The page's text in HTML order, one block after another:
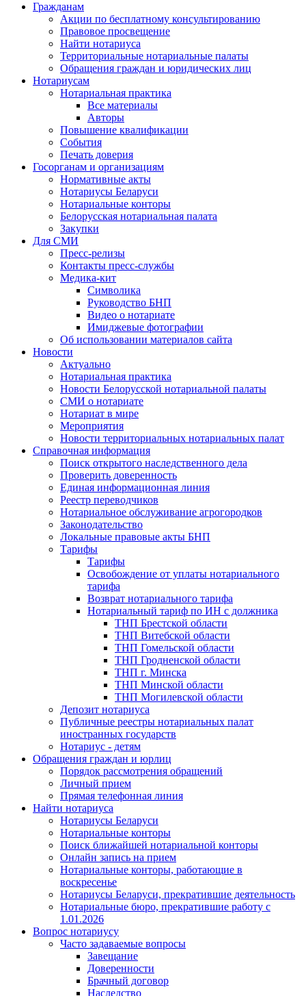
Гражданам
Акции по бесплатному консультированию
Правовое просвещение
Найти нотариуса
Территориальные нотариальные палаты
Обращения граждан и юридических лиц
Нотариусам
Нотариальная практика
Все материалы
Авторы
Повышение квалификации
События
Печать доверия
Госорганам и организациям
Нормативные акты
Нотариусы Беларуси
Нотариальные конторы
Белорусская нотариальная палата
Закупки
Для СМИ
Пресс-релизы
Контакты пресс-службы
Медика-кит
Символика
Руководство БНП
Видео о нотариате
Имиджевые фотографии
Об использовании материалов сайта
Новости
Актуально
Нотариальная практика
Новости Белорусской нотариальной палаты
СМИ о нотариате
Нотариат в мире
Мероприятия
Новости территориальных нотариальных палат
Справочная информация
Поиск открытого наследственного дела
Проверить доверенность
Единая информационная линия
Реестр переводчиков
Нотариальное обслуживание агрогородков
Законодательство
Локальные правовые акты БНП
Тарифы
Тарифы
Освобождение от уплаты нотариального
тарифа
Возврат нотариального тарифа
Нотариальный тариф по ИН с должника
ТНП Брестской области
ТНП Витебской области
ТНП Гомельской области
ТНП Гродненской области
ТНП г. Минска
ТНП Минской области
ТНП Могилевской области
Депозит нотариуса
Публичные реестры нотариальных палат
иностранных государств
Нотариус - детям
Обращения граждан и юрлиц
Порядок рассмотрения обращений
Личный прием
Прямая телефонная линия
Найти нотариуса
Нотариусы Беларуси
Нотариальные конторы
Поиск ближайшей нотариальной конторы
Онлайн запись на прием
Нотариальные конторы, работающие в
воскресенье
Нотариусы Беларуси, прекратившие деятельность
Нотариальные бюро, прекратившие работу с
1.01.2026
Вопрос нотариусу
Часто задаваемые вопросы
Завещание
Доверенности
Брачный договор
Наследство